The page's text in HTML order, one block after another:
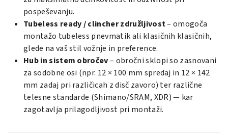
pospeševanju.
Tubeless ready / clincher združljivost– omogoča
montažo tubeless pnevmatik ali klasičnih klasičnih,
glede na vaš stil vožnje in preference.
Hub in sistem obročev– obročni sklopi so zasnovani
za sodobne osi (npr. 12 × 100 mm spredaj in 12 × 142
mm zadaj pri različicah z disč zavoro) ter različne
telesne standarde (Shimano/SRAM, XDR) — kar
zagotavlja prilagodljivost pri montaži.